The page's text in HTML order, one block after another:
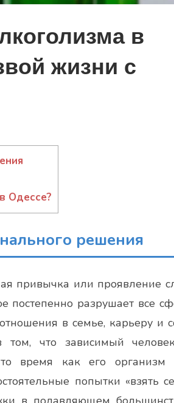
в
жизни с
Одессе?
решения
привычка или проявление
постепенно разрушает все
в семье, карьеру и
том, что зависимый
время как его организм
попытки «взять